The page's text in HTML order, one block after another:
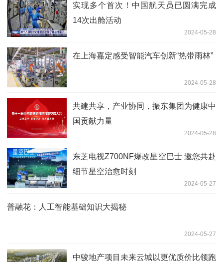
实现多个首次！中国航天员已圆满完成
14次出舱活动
2024-05-28
在上海嘉定感受智能汽车创新“热带雨林”
2024-05-28
共建共享，产业协同，振东集团为健康中
国贡献力量
2024-05-28
东芝电视Z700NF爆改星空巴士 邀您共赴
细节星空治愈时刻
2024-05-27
普融花：人工智能基础知识大揭秘
2024-05-27
中骏地产项目未来云城以更优质价比领跑